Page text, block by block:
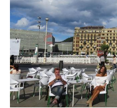
Stranden
Waar